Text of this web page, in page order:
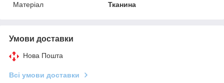
Матеріал
Тканина
Умови доставки
Нова Пошта
Всі умови доставки